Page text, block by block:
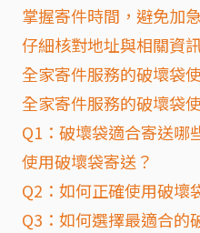
掌握寄件時間，避免加
仔細核對地址與相關資
全家寄件服務的破壞袋
全家寄件服務的破壞袋
Q1：破壞袋適合寄送哪
使用破壞袋寄送？
Q2：如何正確使用破壞
Q3：如何選擇最適合的